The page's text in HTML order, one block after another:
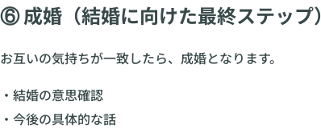
⑥ 成婚（結婚に向けた最終ステップ）
お互いの気持ちが一致したら、成婚となります。
・結婚の意思確認
・今後の具体的な話